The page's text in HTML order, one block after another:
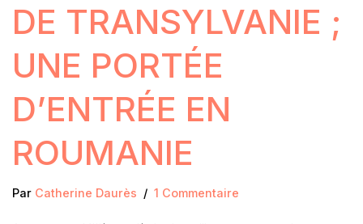
DE TRANSYLVANIE ;
UNE PORTÉE
D’ENTRÉE EN
ROUMANIE
Par Catherine Daurès 1 Commentaire